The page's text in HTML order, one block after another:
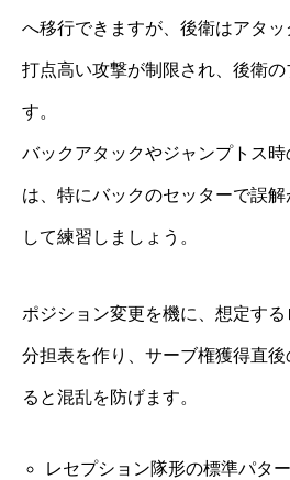
へ移行できますが、後衛はアタ
打点高い攻撃が制限され、後衛
す。
バックアタックやジャンプトス
は、特にバックのセッターで誤
して練習しましょう。
ポジション変更を機に、想定す
分担表を作り、サーブ権獲得直
ると混乱を防げます。
レセプション隊形の標準パタ